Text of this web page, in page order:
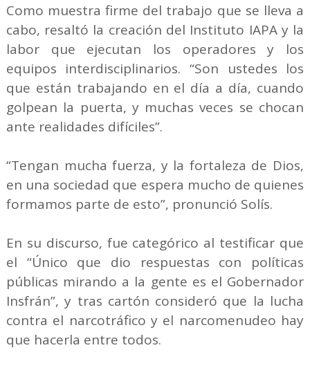
Como muestra firme del trabajo que se lleva a
cabo, resaltó la creación del Instituto IAPA y la
labor que ejecutan los operadores y los
equipos interdisciplinarios. “Son ustedes los
que están trabajando en el día a día, cuando
golpean la puerta, y muchas veces se chocan
ante realidades difíciles”.
“Tengan mucha fuerza, y la fortaleza de Dios,
en una sociedad que espera mucho de quienes
formamos parte de esto”, pronunció Solís.
En su discurso, fue categórico al testificar que
el “Único que dio respuestas con políticas
públicas mirando a la gente es el Gobernador
Insfrán”, y tras cartón consideró que la lucha
contra el narcotráfico y el narcomenudeo hay
que hacerla entre todos.